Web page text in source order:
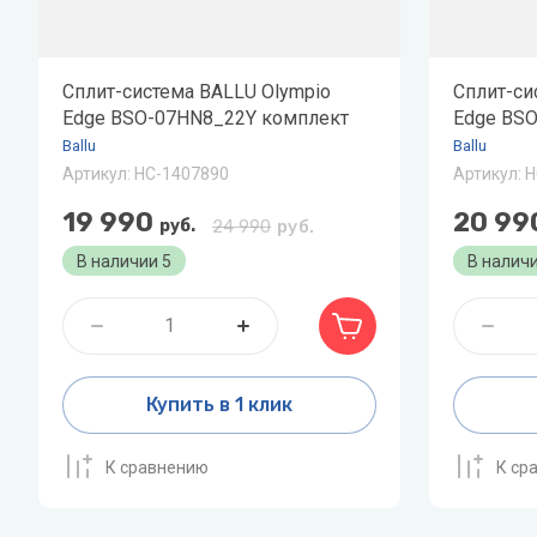
Акционные модели
кондиционеров
Статьи
Как
Виды
Показать
Pioneer
Protherm
PUMPMAN
X
Сплит-система BALLU Olympio
Edge BSO-07HN8_22Y комплект
Ballu
Артикул: НС-1407890
В наличии 5
24 990 руб.
19 990 руб.
Купить в 1 клик
К сравнению
Сплит-
Edge
Ballu
Артикул:
В
20
К